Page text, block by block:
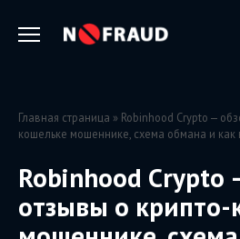
Главная страница » Robinhood Crypto —
кошельке мошеннике, схема обмана и как
Robinhood Crypto
отзывы о